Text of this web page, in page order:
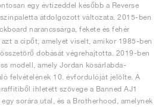
egy évtizeddel később a Reverse
átdolgozott változata. 2015-ben
narancssárga, fekete és fehér
a cipőt, amelyet viselt, amikor 1985-ben
dobását végrehajtotta. 2019-ben
modell, amely Jordan kosárlabda-
felvételének 10. évfordulóját jelölte. A
ihletett szövege a Banned AJ1
sorára utal, és a Brotherhood, amelynek